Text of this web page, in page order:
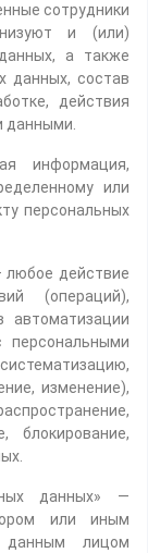
сотрудники
и (или)
а также
данных, состав
действия
данными.
информация,
или
персональных
любое действие
(операций),
автоматизации
персональными
изменение),
блокирование,
данных» —
или иным
данным лицом